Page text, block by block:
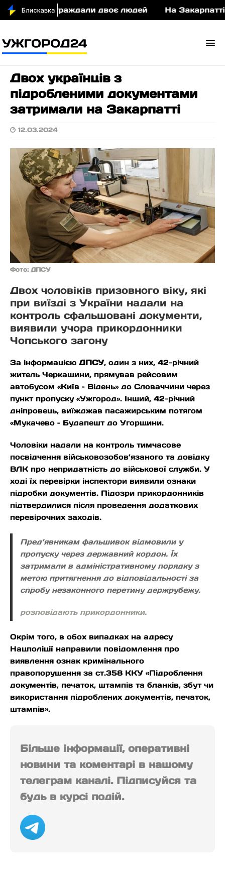
ДТП постраждали двоє людей На Закарпатті
Двох українців з
підробленими документами
затримали на Закарпатті
12.03.2024
Фото: ДПСУ
Двох чоловіків призовного віку, які
при виїзді з України надали на
контроль сфальшовані документи,
виявили учора прикордонники
Чопського загону
За інформацією ДПСУ, один з них, 42-річний
житель Черкащини, прямував рейсовим
автобусом «Київ – Відень» до Словаччини через
пункт пропуску «Ужгород». Інший, 42-річний
дніпровець, виїжджав пасажирським потягом
«Мукачево – Будапешт до Угорщини.
Чоловіки надали на контроль тимчасове
посвідчення військовозобов’язаного та довідку
ВЛК про непридатність до військової служби. У
ході їх перевірки інспектори виявили ознаки
підробки документів. Підозри прикордонників
підтвердилися після проведення додаткових
перевірочних заходів.
Пред’явникам фальшивок відмовили у
пропуску через державний кордон. Їх
затримали в адміністративному порядку з
метою притягнення до відповідальності за
спробу незаконного перетину держрубежу.
розповідають прикордонники.
Окрім того, в обох випадках на адресу
Нацполіції направили повідомлення про
виявлення ознак кримінального
правопорушення за ст.358 ККУ «Підроблення
документів, печаток, штампів та бланків, збут чи
використання підроблених документів, печаток,
штампів».
Більше інформації, оперативні
новини та коментарі в нашому
телеграм каналі. Підписуйся та
будь в курсі подій.